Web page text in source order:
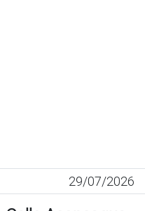
29/07/2026